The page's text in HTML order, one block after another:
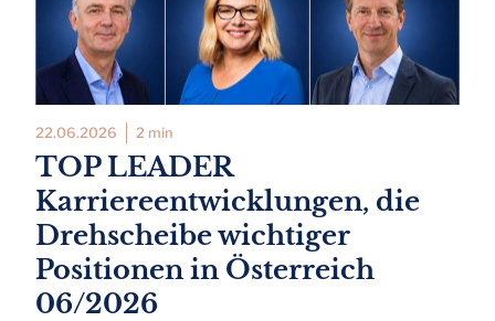
22.06.2026 2 min
TOP LEADER
Karriereentwicklungen, die
Drehscheibe wichtiger
Positionen in Österreich
06/2026